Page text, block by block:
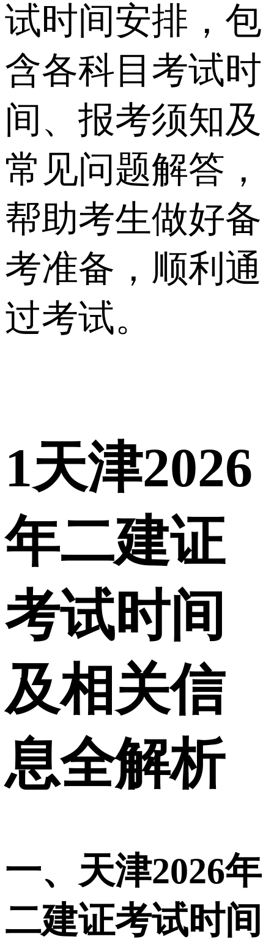
试时间安排，包
含各科目考试时
间、报考须知及
常见问题解答，
帮助考生做好备
考准备，顺利通
过考试。
1天津2026
年二建证
考试时间
及相关信
息全解析
一、天津2026年
二建证考试时间